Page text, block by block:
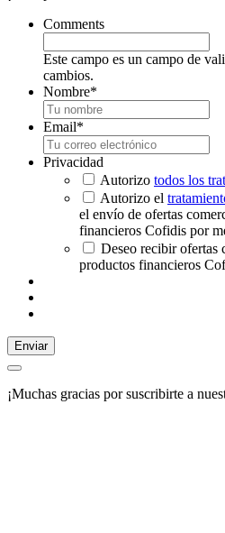
Comments
Este campo es un campo de
cambios.
Nombre*
Email*
Privacidad
Autorizo todos los
Autorizo el
el envío de ofertas
financieros Cofidis por
Deseo recibir ofertas
productos financieros
Enviar
¡Muchas gracias por suscribirte a